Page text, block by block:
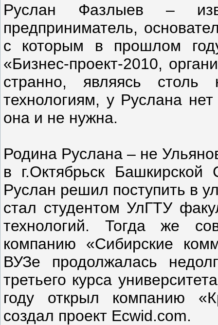
Руслан Фазлыев –
предприниматель,
с которым в прошлом
«Бизнес-проект-2010,
странно, являясь
технологиям, у Руслана
она и не нужна.
Родина Руслана – не
в г.Октябрьск
Руслан решил поступить в
стал студентом УлГТУ
технологий. Тогда же
компанию «Сибирские
ВУЗе продолжалась
третьего курса
году открыл компанию
создал проект Ecwid.com.